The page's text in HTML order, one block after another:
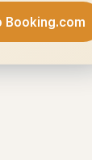
Booking.com